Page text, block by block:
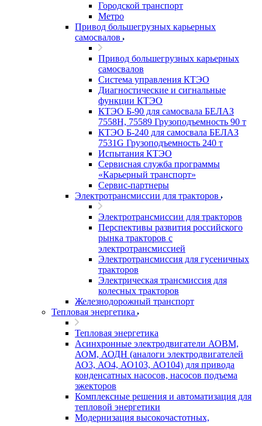
Городской транспорт
Метро
Привод большегрузных карьерных
самосвалов
Привод большегрузных карьерных
самосвалов
Система управления КТЭО
Диагностические и сигнальные
функции КТЭО
КТЭО Б-90 для самосвала БЕЛАЗ
7558H, 75589 Грузоподъемность 90 т
КТЭО Б-240 для самосвала БЕЛАЗ
7531G Грузоподъемность 240 т
Испытания КТЭО
Сервисная служба программы
«Карьерный транспорт»
Сервис-партнеры
Электротрансмиссии для тракторов
Электротрансмиссии для тракторов
Перспективы развития российского
рынка тракторов с
электротрансмиссией
Электротрансмиссия для гусеничных
тракторов
Электрическая трансмиссия для
колесных тракторов
Железнодорожный транспорт
Тепловая энергетика
Тепловая энергетика
Асинхронные электродвигатели АОВМ,
АОМ, АОДН (аналоги электродвигателей
АО3, АО4, АО103, АО104) для привода
конденсатных насосов, насосов подъема
эжекторов
Комплексные решения и автоматизация для
тепловой энергетики
Модернизация высокочастотных,